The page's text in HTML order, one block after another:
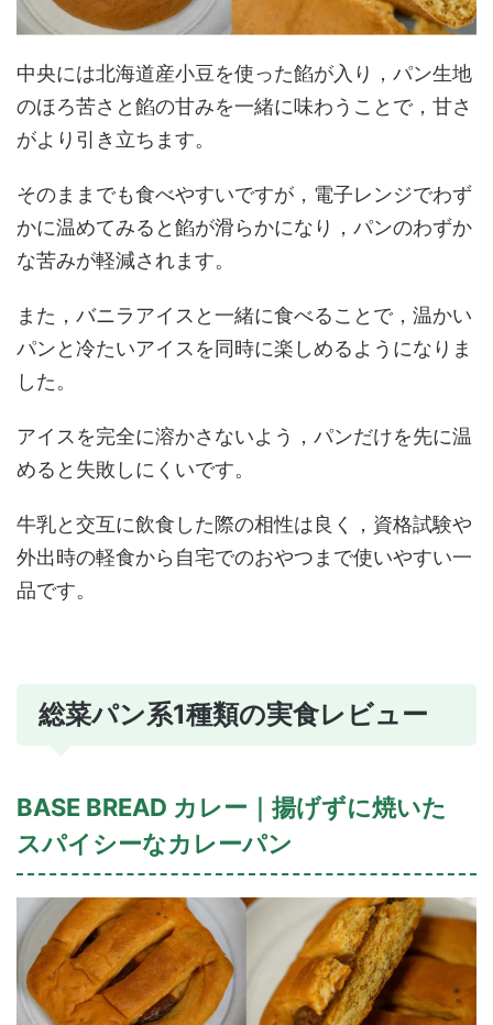
中央には北海道産小豆を使った餡が入り，パン生地
のほろ苦さと餡の甘みを一緒に味わうことで，甘さ
がより引き立ちます。
そのままでも食べやすいですが，電子レンジでわず
かに温めてみると餡が滑らかになり，パンのわずか
な苦みが軽減されます。
また，バニラアイスと一緒に食べることで，温かい
パンと冷たいアイスを同時に楽しめるようになりま
した。
アイスを完全に溶かさないよう，パンだけを先に温
めると失敗しにくいです。
牛乳と交互に飲食した際の相性は良く，資格試験や
外出時の軽食から自宅でのおやつまで使いやすい一
品です。
総菜パン系1種類の実食レビュー
BASE BREAD カレー｜揚げずに焼いた
スパイシーなカレーパン